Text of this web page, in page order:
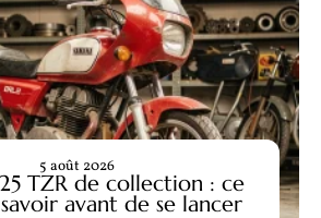
TZR de collection : ce
avant de se lancer
5 août 2026